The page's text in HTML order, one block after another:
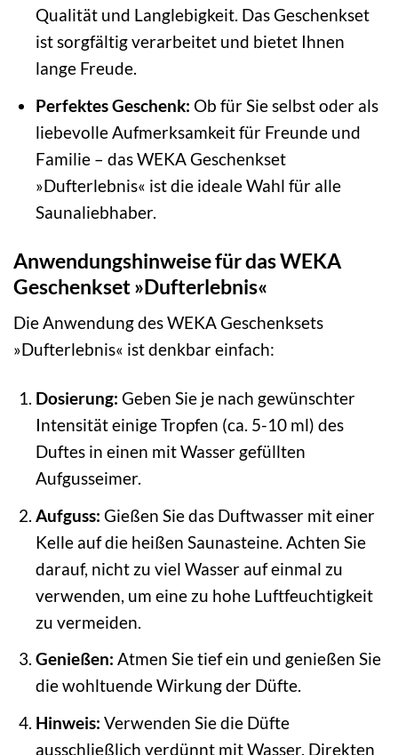
Qualität und Langlebigkeit. Das Geschenkset
ist sorgfältig verarbeitet und bietet Ihnen
lange Freude.
Perfektes Geschenk: Ob für Sie selbst oder als
liebevolle Aufmerksamkeit für Freunde und
Familie – das WEKA Geschenkset
»Dufterlebnis« ist die ideale Wahl für alle
Saunaliebhaber.
Anwendungshinweise für das WEKA
Geschenkset »Dufterlebnis«
Die Anwendung des WEKA Geschenksets
»Dufterlebnis« ist denkbar einfach:
Dosierung: Geben Sie je nach gewünschter
Intensität einige Tropfen (ca. 5-10 ml) des
Duftes in einen mit Wasser gefüllten
Aufgusseimer.
Aufguss: Gießen Sie das Duftwasser mit einer
Kelle auf die heißen Saunasteine. Achten Sie
darauf, nicht zu viel Wasser auf einmal zu
verwenden, um eine zu hohe Luftfeuchtigkeit
zu vermeiden.
Genießen: Atmen Sie tief ein und genießen Sie
die wohltuende Wirkung der Düfte.
Hinweis: Verwenden Sie die Düfte
ausschließlich verdünnt mit Wasser. Direkten